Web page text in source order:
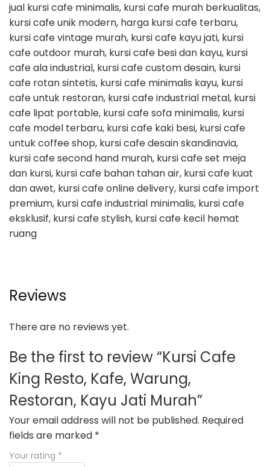
jual kursi cafe minimalis, kursi cafe murah berkualitas,
kursi cafe unik modern, harga kursi cafe terbaru,
kursi cafe vintage murah, kursi cafe kayu jati, kursi
cafe outdoor murah, kursi cafe besi dan kayu, kursi
cafe ala industrial, kursi cafe custom desain, kursi
cafe rotan sintetis, kursi cafe minimalis kayu, kursi
cafe untuk restoran, kursi cafe industrial metal, kursi
cafe lipat portable, kursi cafe sofa minimalis, kursi
cafe model terbaru, kursi cafe kaki besi, kursi cafe
untuk coffee shop, kursi cafe desain skandinavia,
kursi cafe second hand murah, kursi cafe set meja
dan kursi, kursi cafe bahan tahan air, kursi cafe kuat
dan awet, kursi cafe online delivery, kursi cafe import
premium, kursi cafe industrial minimalis, kursi cafe
eksklusif, kursi cafe stylish, kursi cafe kecil hemat
ruang
Reviews
There are no reviews yet.
Be the first to review “Kursi Cafe
King Resto, Kafe, Warung,
Restoran, Kayu Jati Murah”
Your email address will not be published. Required
fields are marked *
Your rating *